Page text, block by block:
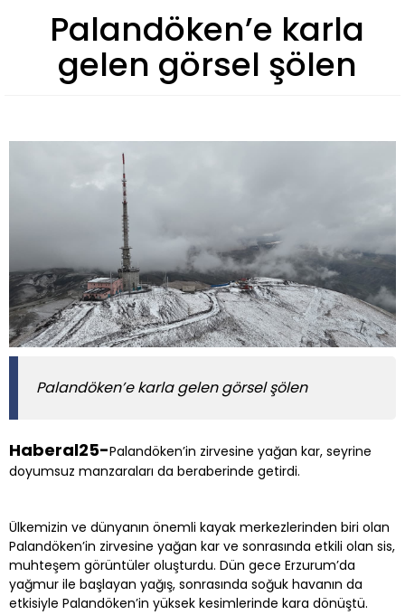
Palandöken’e karla
gelen görsel şölen
Palandöken’e karla gelen görsel şölen
Haberal25-Palandöken’in zirvesine yağan kar, seyrine
doyumsuz manzaraları da beraberinde getirdi.
Ülkemizin ve dünyanın önemli kayak merkezlerinden biri olan
Palandöken’in zirvesine yağan kar ve sonrasında etkili olan sis,
muhteşem görüntüler oluşturdu. Dün gece Erzurum’da
yağmur ile başlayan yağış, sonrasında soğuk havanın da
etkisiyle Palandöken’in yüksek kesimlerinde kara dönüştü.